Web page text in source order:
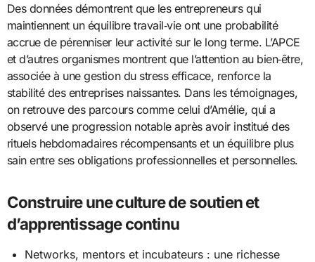
Des données démontrent que les entrepreneurs qui
maintiennent un équilibre travail‑vie ont une probabilité
accrue de pérenniser leur activité sur le long terme. L’APCE
et d’autres organismes montrent que l’attention au bien‑être,
associée à une gestion du stress efficace, renforce la
stabilité des entreprises naissantes. Dans les témoignages,
on retrouve des parcours comme celui d’Amélie, qui a
observé une progression notable après avoir institué des
rituels hebdomadaires récompensants et un équilibre plus
sain entre ses obligations professionnelles et personnelles.
Construire une culture de soutien et
d’apprentissage continu
Networks, mentors et incubateurs : une richesse